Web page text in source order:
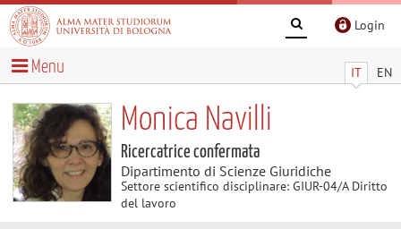
Login
IT EN
Menu
Monica Navilli
Ricercatrice confermata
Dipartimento di Scienze Giuridiche
Settore scientifico disciplinare: GIUR-04/A Diritto
del lavoro